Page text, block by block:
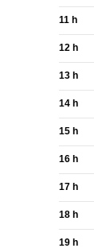
11 h
12 h
13 h
14 h
15 h
16 h
17 h
18 h
19 h